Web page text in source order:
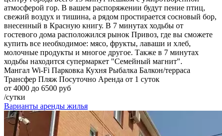
атмосферой гор. В вашем распоряжении будут пение птиц,
свежий воздух и тишина, а рядом простирается сосновый бор,
внесенный в Красную книгу. В 7 минутах ходьбы от
гостевого дома расположился рынок Привоз, где вы сможете
купить все необходимое: мясо, фрукты, лаваши и хлеб,
молочные продукты и многое другое. Также в 7 минутах
ходьбы находится супермаркет "Семейный магнит".
Мангал Wi-Fi Парковка Кухня Рыбалка Балкон/терраса
Трансфер Пляж Посуточно Аренда от 1 суток
от 4000 до 6500 руб
/сутки
Варианты аренды жилья